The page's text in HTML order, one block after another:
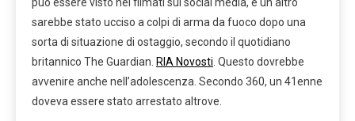
sarebbe stato ucciso a colpi di arma da fuoco dopo una
sorta di situazione di ostaggio, secondo il quotidiano
britannico The Guardian. RIA Novosti . Questo dovrebbe
avvenire anche nell’adolescenza. Secondo 360, un 41enne
doveva essere stato arrestato altrove.